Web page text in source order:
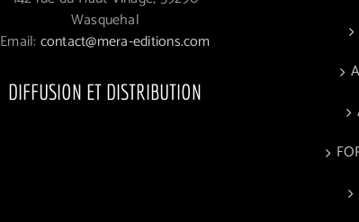
Wasquehal
Email: contact@mera-editions.com
DIFFUSION ET DISTRIBUTION